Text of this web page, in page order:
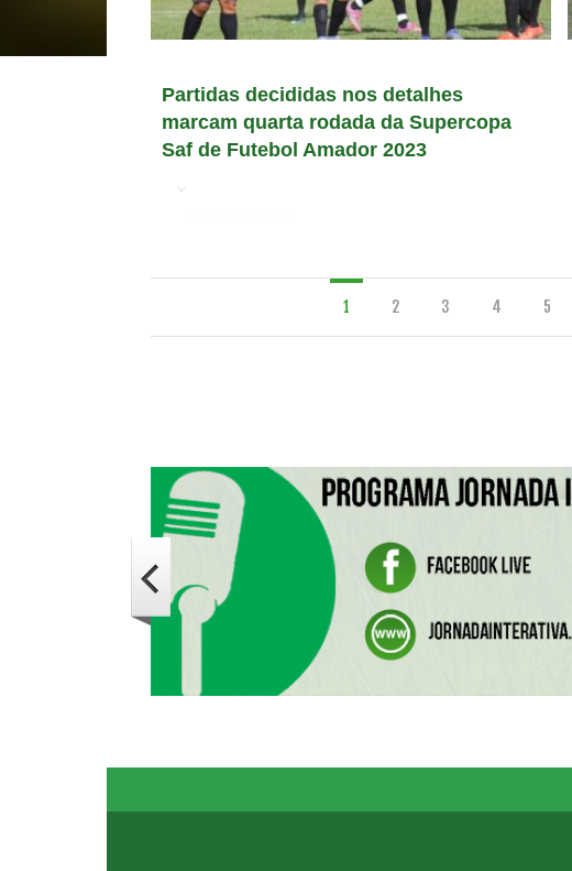
Partidas decididas nos detalhes
marcam quarta rodada da Supercopa
Saf de Futebol Amador 2023
1 2 3 4 5